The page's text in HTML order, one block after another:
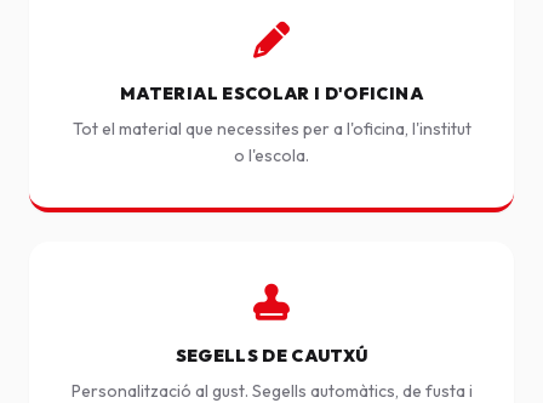
MATERIAL ESCOLAR I D'OFICINA
Tot el material que necessites per a l'oficina, l'institut
o l'escola.
SEGELLS DE CAUTXÚ
Personalització al gust. Segells automàtics, de fusta i